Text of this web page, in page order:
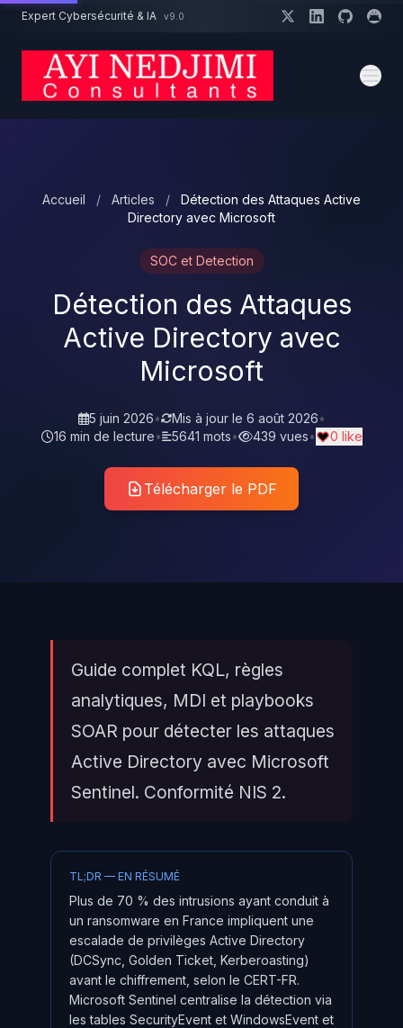
Aller au contenu principal
Expert Cybersécurité & IA v9.0
Accueil / Articles /
Détection des Attaques Active
Directory avec Microsoft
SOC et Detection
Détection des Attaques
Active Directory avec
Microsoft
5 juin 2026• Mis à jour le 6 août 2026•
16 min de lecture• 5641 mots• 439 vues• 0 like
Télécharger le PDF
Guide complet KQL, règles
analytiques, MDI et playbooks
SOAR pour détecter les attaques
Active Directory avec Microsoft
Sentinel. Conformité NIS 2.
TL;DR — EN RÉSUMÉ
Plus de 70 % des intrusions ayant conduit à
un ransomware en France impliquent une
escalade de privilèges Active Directory
(DCSync, Golden Ticket, Kerberoasting)
avant le chiffrement, selon le CERT-FR.
Microsoft Sentinel centralise la détection via
les tables SecurityEvent et WindowsEvent et
Un projet cybersécurité ?